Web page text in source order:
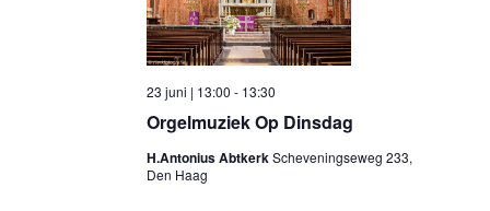
Orgelmuziek Op Dinsdag
23 juni | 13:00 - 13:30
H.Antonius AbtkerkScheveningseweg 233,
Den Haag